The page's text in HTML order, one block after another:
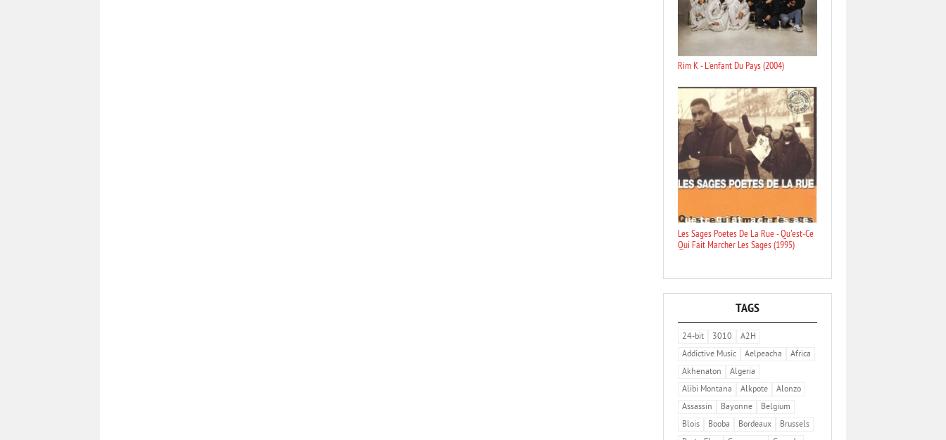
Rim K - L'enfant Du Pays (2004)
Les Sages Poetes De La Rue - Qu'est-Ce
Qui Fait Marcher Les Sages (1995)
TAGS
24-bit 3010
A2H
Addictive Music
Aelpeacha
Africa
Akhenaton
Algeria
Alibi Montana
Alkpote
Alonzo
Assassin
Bayonne
Belgium
Blois
Booba Bordeaux
Brussels